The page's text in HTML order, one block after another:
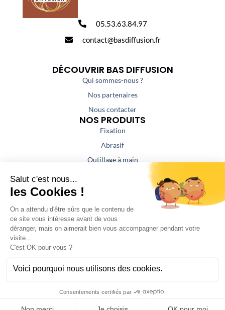
05.53.63.84.97
contact@basdiffusion.fr
DÉCOUVRIR BAS DIFFUSION
Qui sommes-nous ?
Nos partenaires
Nous contacter
NOS PRODUITS
Fixation
Abrasif
Outillage à main
NOS PRESTATIONS
Aspiration / Air comprimé
SAV